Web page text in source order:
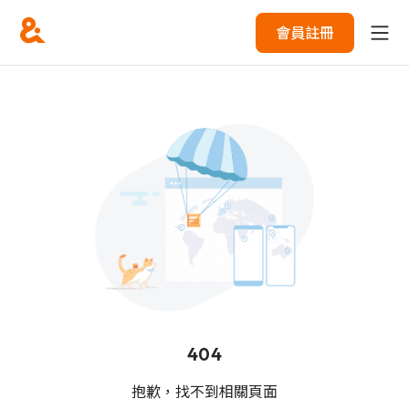
會員註冊
404
抱歉，找不到相關頁面